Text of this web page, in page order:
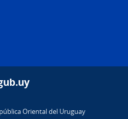
Oriental del Uruguay